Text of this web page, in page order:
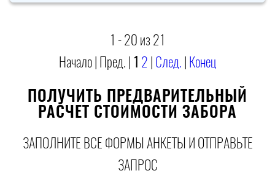
1 - 20 из 21
Начало | Пред. | 1 2 След. Конец
ПОЛУЧИТЬ ПРЕДВАРИТЕЛЬНЫЙ
РАСЧЕТ СТОИМОСТИ ЗАБОРА
ЗАПОЛНИТЕ ВСЕ ФОРМЫ АНКЕТЫ И ОТПРАВЬТЕ
ЗАПРОС